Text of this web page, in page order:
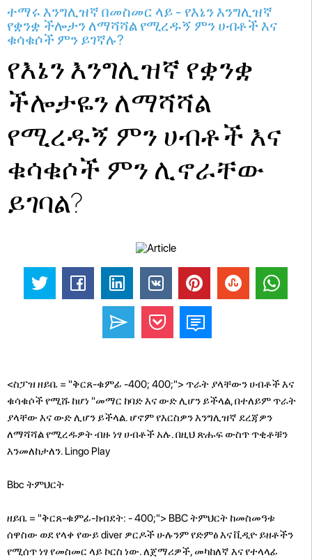
ተማሩ እንግሊዝኛ በመስመር ላይ - የእኔን እንግሊዝኛ
የቋንቋ ችሎታን ለማሻሻል የሚረዱኝ ምን ሀብቶች እና
ቁሳቁሶች ምን ይገኛሉ?
የእኔን እንግሊዝኛ የቋንቋ
ችሎታዬን ለማሻሻል
የሚረዱኝ ምን ሀብቶች እና
ቁሳቁሶች ምን ሊኖራቸው
ይገባል?
<ስፓዝ ዘይቤ = "ቅርጸ-ቁምፊ -400; 400;"> ጥራት ያላቸውን ሀብቶች እና
ቁሳቁሶች የሚሹ ከሆነ "መማር ከባድ እና ውድ ሊሆን ይችላል, በተለይም ጥራት
ያላቸው እና ውድ ሊሆን ይችላል. ሆኖም የእርስዎን እንግሊዝኛ ደረጃዎን
ለማሻሻል የሚረዱዎት ብዙ ነፃ ሀብቶች አሉ. በዚህ ጽሑፍ ውስጥ ጥቂቶቹን
እንመለከታለን. Lingo Play
Bbc ትምህርት
ዘይቤ = "ቅርጸ-ቁምፊ-ክብደት: - 400;"> BBC ትምህርት ከመስመዓቱ
ሰዋስው ወደ የላቀ የውይ diver ዎርዶች ሁሉንም የድምፅ እና ቪዲዮ ይዘቶችን
የሚሰጥ ነፃ የመስመር ላይ ኮርስ ነው. ለጀማሪዎች, መካከለኛ እና የተላላፊ